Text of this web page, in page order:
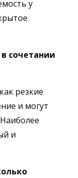
у
сочетании
резкие
и могут
и